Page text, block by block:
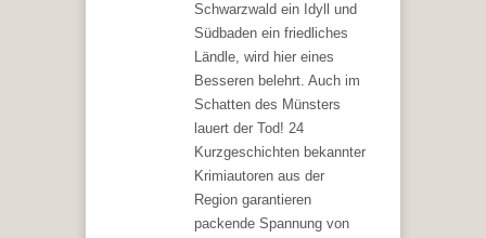
Schwarzwald ein Idyll und
Südbaden ein friedliches
Ländle, wird hier eines
Besseren belehrt. Auch im
Schatten des Münsters
lauert der Tod! 24
Kurzgeschichten bekannter
Krimiautoren aus der
Region garantieren
packende Spannung von